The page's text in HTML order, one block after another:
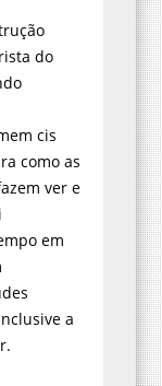
do
cis
como as
ver e
em
a